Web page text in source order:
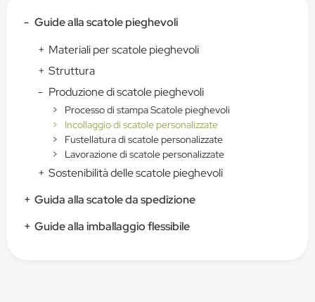
- Guide alla scatole pieghevoli
+ Materiali per scatole pieghevoli
+ Struttura
- Produzione di scatole pieghevoli
>
Processo di stampa Scatole pieghevoli
>
Incollaggio di scatole personalizzate
>
Fustellatura di scatole personalizzate
>
Lavorazione di scatole personalizzate
+ Sostenibilità delle scatole pieghevoli
+ Guida alla scatole da spedizione
+ Guide alla imballaggio flessibile